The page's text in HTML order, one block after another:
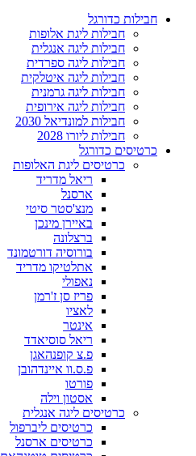
חבילות כדורגל
חבילות ליגת אלופות
חבילות ליגה אנגלית
חבילות ליגה ספרדית
חבילות ליגה איטלקית
חבילות ליגה גרמנית
חבילות ליגה אירופית
חבילות למונדיאל 2030
חבילות ליורו 2028
כרטיסים כדורגל
כרטיסים ליגת האלופות
ריאל מדריד
ארסנל
מנצ'סטר סיטי
באיירן מינכן
ברצלונה
בורוסיה דורטמונד
אתלטיקו מדריד
נאפולי
פריז סן ז'רמן
לאציו
אינטר
ריאל סוסיאדד
פ.צ קופנהאגן
פ.ס.וו איינדהובן
פורטו
אסטון וילה
כרטיסים ליגה אנגלית
כרטיסים ליברפול
כרטיסים ארסנל